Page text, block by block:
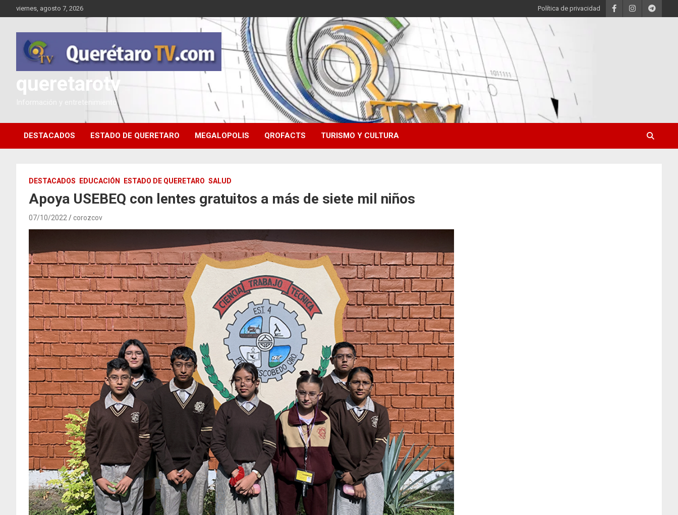
al
viernes, agosto 7, 2026 Política de privacidad
queretarotv
Información y entretenimiento
DESTACADOS ESTADO DE QUERETARO MEGALOPOLIS QROFACTS TURISMO Y CULTURA
DESTACADOS EDUCACIÓN ESTADO DE QUERETARO SALUD
Apoya USEBEQ con lentes gratuitos a más de siete mil niños
07/10/2022 corozcov